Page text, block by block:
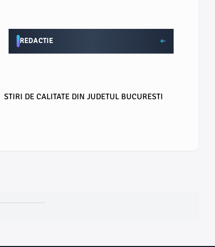
REDACTIE
STIRI DE CALITATE DIN JUDETUL BUCURESTI